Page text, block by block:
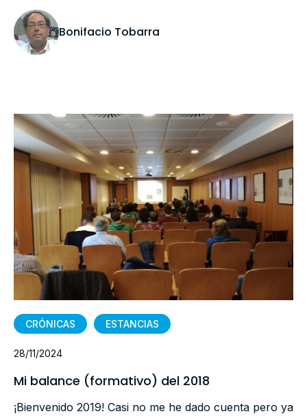
Bonifacio Tobarra
CRÓNICAS ESTANCIAS
28/11/2024
Mi balance (formativo) del 2018
¡Bienvenido 2019! Casi no me he dado cuenta pero ya